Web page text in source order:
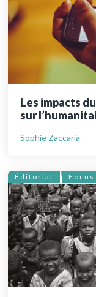
Les impacts
sur
Sophie Zaccaria
Éditorial Focus